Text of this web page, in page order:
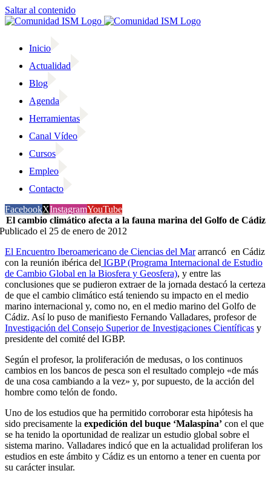
Saltar al contenido
Inicio
Actualidad
Blog
Agenda
Herramientas
Canal Vídeo
Cursos
Empleo
Contacto
FacebookXInstagramYouTube
El cambio climático afecta a la fauna marina del Golfo de Cádiz
Publicado el 25 de enero de 2012
El Encuentro Iberoamericano de Ciencias del Mararrancó en Cádiz
con la reunión ibérica del IGBP (Programa Internacional de Estudio
de Cambio Global en la Biosfera y Geosfera), y entre las
conclusiones que se pudieron extraer de la jornada destacó la certeza
de que el cambio climático está teniendo su impacto en el medio
marino internacional y, como no, en el medio marino del Golfo de
Cádiz. Así lo puso de manifiesto Fernando Valladares, profesor de
Investigación del Consejo Superior de Investigaciones Científicas y
presidente del comité del IGBP.
Según el profesor, la proliferación de medusas, o los continuos
cambios en los bancos de pesca son el resultado complejo «de más
de una cosa cambiando a la vez» y, por supuesto, de la acción del
hombre como telón de fondo.
Uno de los estudios que ha permitido corroborar esta hipótesis ha
sido precisamente la expedición del buque ‘Malaspina’ con el que
se ha tenido la oportunidad de realizar un estudio global sobre el
sistema marino. Valladares indicó que en la actualidad proliferan los
estudios en este ámbito y Cádiz es un entorno a tener en cuenta por
su carácter insular.